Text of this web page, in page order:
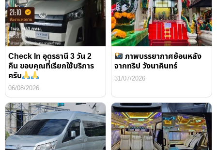
Check In อุดรธานี 3 วัน 2
คืน ขอบคุณที่เรียกใช้บริการ
ครับ
06/08/2026
ภาพบรรยากาศย้อนหลัง
จากทริป วังนาคินทร์
31/07/2026